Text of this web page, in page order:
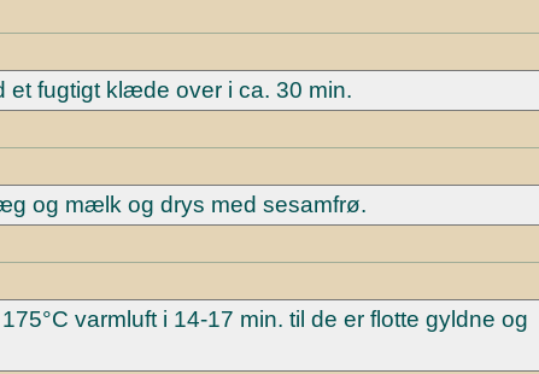
fugtigt klæde over i ca. 30 min.
og mælk og drys med sesamfrø.
varmluft i 14-17 min. til de er flotte gyldne og